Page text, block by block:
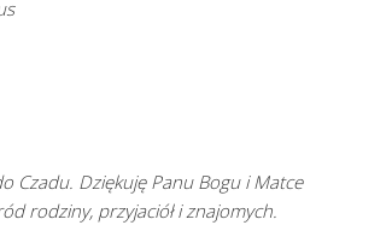
Czadu. Dziękuję Panu Bogu i Matce
rodziny, przyjaciół i znajomych.